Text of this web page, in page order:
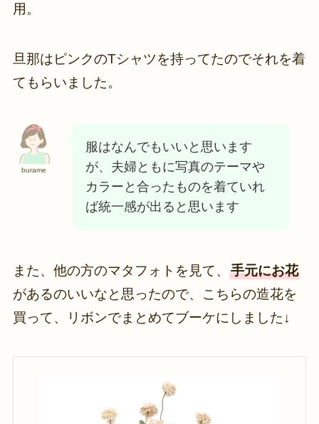
用。
旦那はピンクのTシャツを持ってたのでそれを着
てもらいました。
burame
服はなんでもいいと思います
が、夫婦ともに写真のテーマや
カラーと合ったものを着ていれ
ば統一感が出ると思います
また、他の方のマタフォトを見て、 手元にお花
があるのいいなと思ったので、こちらの造花を
買って、リボンでまとめてブーケにしました↓